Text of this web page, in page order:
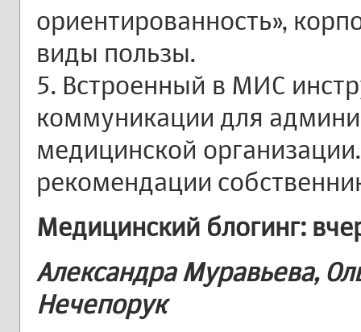
ориентированность»,
виды пользы.
5. Встроенный в МИС
коммуникации для
медицинской
рекомендации
Медицинский блогинг:
Александра Муравьева,
Нечепорук